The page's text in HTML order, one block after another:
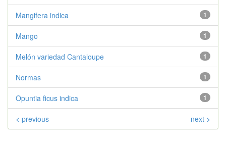
1
Mangifera indica
1
Mango
1
Melón variedad Cantaloupe
1
Normas
1
Opuntia ficus indica
< previous next >